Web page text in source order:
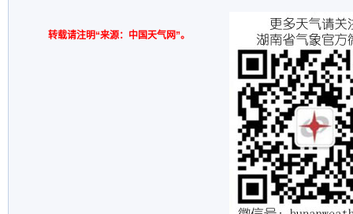
转载请注明“来源：中国天气网”。